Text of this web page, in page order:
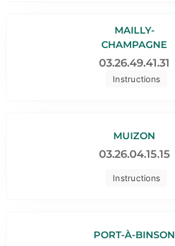
Instructions
MAILLY-
CHAMPAGNE
03.26.49.41.31
Instructions
MUIZON
03.26.04.15.15
PORT-À-BINSON